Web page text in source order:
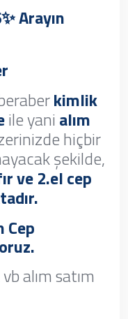
Arayın
kimlik
ile yani alım
hiçbir
şekilde,
ve 2.el cep
Cep
alım satım